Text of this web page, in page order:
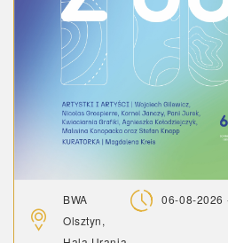
BWA
Olsztyn,
06-08-2026